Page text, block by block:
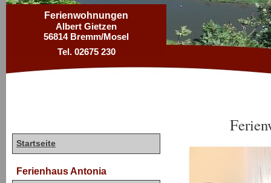
Ferienwohnungen
Albert Gietzen
56814 Bremm/Mosel
Tel. 02675 230
Startseite
Ferienhaus Antonia